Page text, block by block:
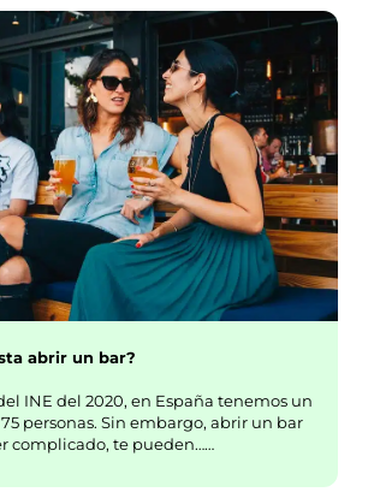
abrir un bar?
INE del 2020, en España tenemos un
personas. Sin embargo, abrir un bar
complicado, te pueden……